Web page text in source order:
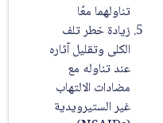
تناولهما معًا
زيادة خطر تلف
الكلى وتقليل آثاره
عند تناوله مع
مضادات الالتهاب
غير الستيرويدية